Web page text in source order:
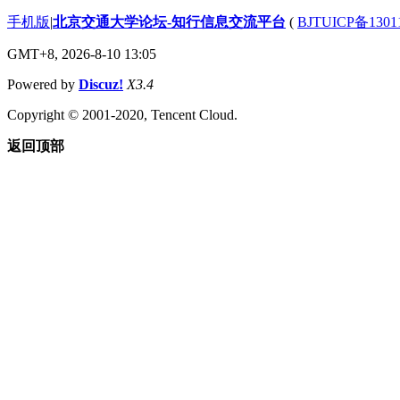
手机版|北京交通大学论坛-知行信息交流平台 ( BJTUICP备
GMT+8, 2026-8-10 13:05
Powered by Discuz! X3.4
Copyright © 2001-2020, Tencent Cloud.
返回顶部